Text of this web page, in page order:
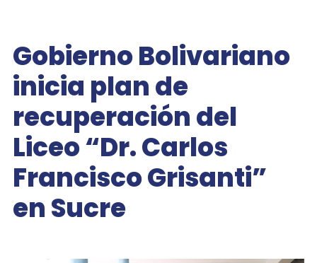
Gobierno Bolivariano
inicia plan de
recuperación del
Liceo “Dr. Carlos
Francisco Grisanti”
en Sucre